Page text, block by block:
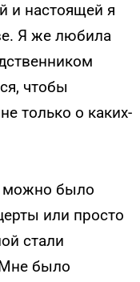
и настоящей я
Я же любила
чтобы
только о каких-
можно было
или просто
стали
Мне было